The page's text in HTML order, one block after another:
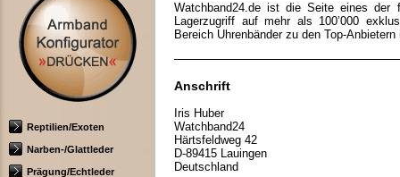
Reptilien/Exoten
Narben-/Glattleder
Prägung/Echtleder
Watchband24.de ist die Seite eines der
Lagerzugriff auf mehr als 100’000
Bereich Uhrenbänder zu den Top-
Anschrift
Iris Huber
Watchband24
Härtsfeldweg 42
D-89415 Lauingen
Deutschland